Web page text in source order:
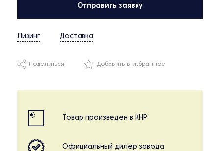
Отправить заявку
Лизинг Доставка
Поделиться Добавить в избранное
Товар произведен в КНР
Официальный дилер завода